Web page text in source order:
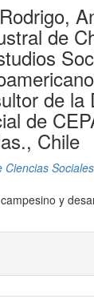
de
de la
de
Chile
Ciencias
y